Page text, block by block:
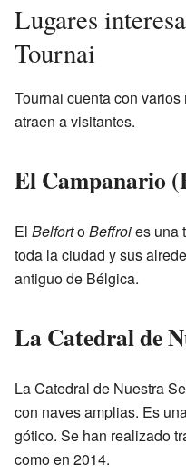
Lugares
Tournai
Tournai cuenta con
atraen a visitantes.
El Campanario
El BelfortoBeffroies una
toda la ciudad y sus
antiguo de Bélgica.
La Catedral de
La Catedral de Nuestra
con naves amplias. Es
gótico. Se han realizado
como en 2014.